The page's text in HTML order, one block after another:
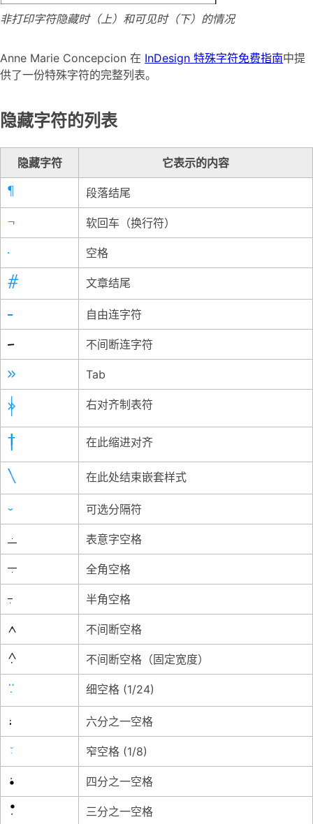
非打印字符隐藏时（上）和可见时（下）的情况
Anne Marie Concepcion 在 InDesign 特殊字符免费指南中提
供了一份特殊字符的完整列表。
隐藏字符的列表
隐藏字符 它表示的内容
段落结尾
软回车（换行符）
空格
文章结尾
自由连字符
不间断连字符
Tab
右对齐制表符
在此缩进对齐
在此处结束嵌套样式
可选分隔符
表意字空格
全角空格
半角空格
不间断空格
不间断空格（固定宽度）
细空格 (1/24)
六分之一空格
窄空格 (1/8)
四分之一空格
三分之一空格